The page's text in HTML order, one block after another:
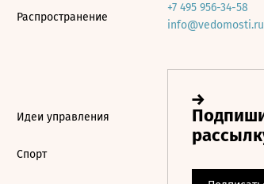
Распространение
Идеи управления
Спорт
+7 495 956-34-58
info@vedomosti.ru